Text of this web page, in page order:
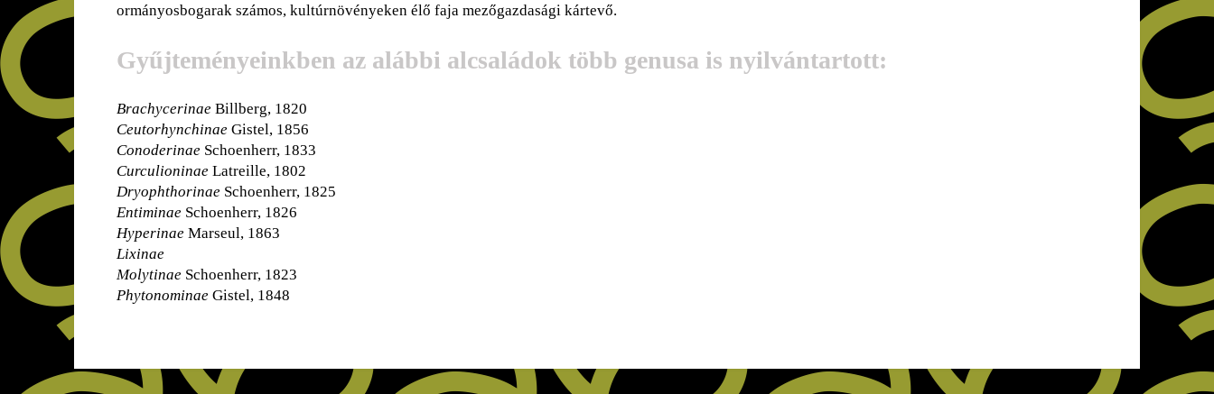
ormányosbogarak számos, kultúrnövényeken élő faja mezőgazdasági kártevő.
Gyűjteményeinkben az alábbi alcsaládok több genusa is nyilvántartott:
Brachycerinae Billberg, 1820
Ceutorhynchinae Gistel, 1856
Conoderinae Schoenherr, 1833
CurculioninaeLatreille, 1802
Dryophthorinae Schoenherr, 1825
Entiminae Schoenherr, 1826
Hyperinae Marseul, 1863
Lixinae
Molytinae Schoenherr, 1823
PhytonominaeGistel, 1848